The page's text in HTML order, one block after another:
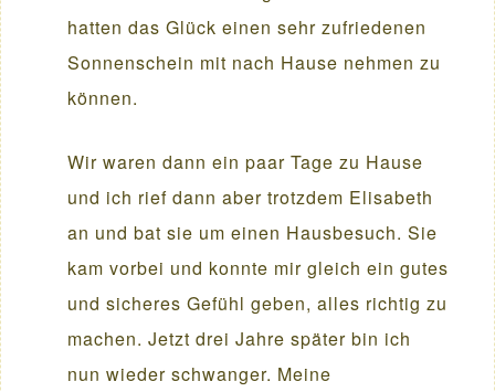
hatten das Glück einen sehr zufriedenen
Sonnenschein mit nach Hause nehmen zu
können.
Wir waren dann ein paar Tage zu Hause
und ich rief dann aber trotzdem Elisabeth
an und bat sie um einen Hausbesuch. Sie
kam vorbei und konnte mir gleich ein gutes
und sicheres Gefühl geben, alles richtig zu
machen. Jetzt drei Jahre später bin ich
nun wieder schwanger. Meine